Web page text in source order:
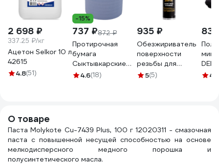
2 698 ₽
337.25 ₽/кг
Ацетон Selkor 10 л
42615
4.8(51)
-15%
737 ₽872 ₽
Протирочная
бумага
Сыктывкарские
индустриальная 2
4.6(18)
935 ₽
Обезжириватель
поверхности
резьбы для
анаэробных
5(5) 4.6
О товаре
Паста Molykote Cu-7439 Plus, 100 г 12020311 - смазочная
паста с повышенной несущей способностью на основе
мелкодисперсного медного порошка и
полусинтетического масла.